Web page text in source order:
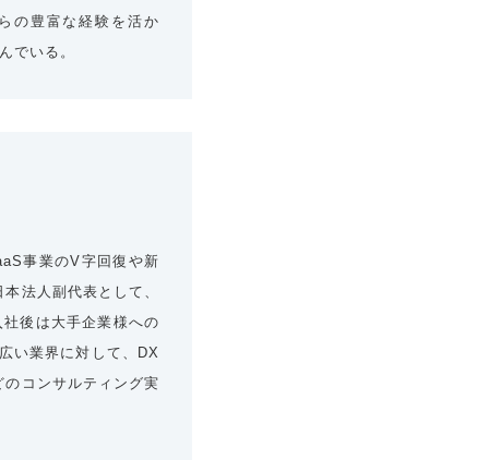
の豊富な経験を活か
でいる。
事業のV字回復や新
法人副代表として、
後は大手企業様への
い業界に対して、DX
コンサルティング実